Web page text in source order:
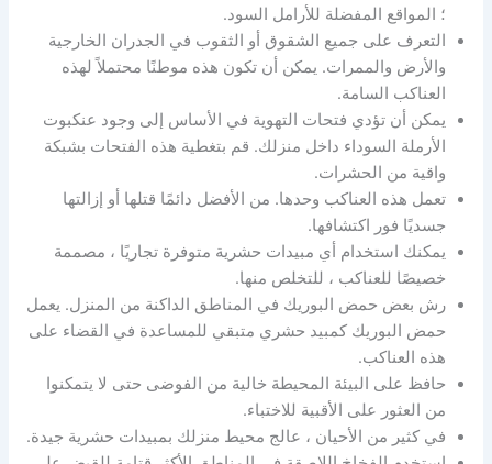
؛ المواقع المفضلة للأرامل السود.
التعرف على جميع الشقوق أو الثقوب في الجدران الخارجية
والأرض والممرات. يمكن أن تكون هذه موطنًا محتملاً لهذه
العناكب السامة.
يمكن أن تؤدي فتحات التهوية في الأساس إلى وجود عنكبوت
الأرملة السوداء داخل منزلك. قم بتغطية هذه الفتحات بشبكة
واقية من الحشرات.
تعمل هذه العناكب وحدها. من الأفضل دائمًا قتلها أو إزالتها
جسديًا فور اكتشافها.
يمكنك استخدام أي مبيدات حشرية متوفرة تجاريًا ، مصممة
خصيصًا للعناكب ، للتخلص منها.
رش بعض حمض البوريك في المناطق الداكنة من المنزل. يعمل
حمض البوريك كمبيد حشري متبقي للمساعدة في القضاء على
هذه العناكب.
حافظ على البيئة المحيطة خالية من الفوضى حتى لا يتمكنوا
من العثور على الأقبية للاختباء.
في كثير من الأحيان ، عالج محيط منزلك بمبيدات حشرية جيدة.